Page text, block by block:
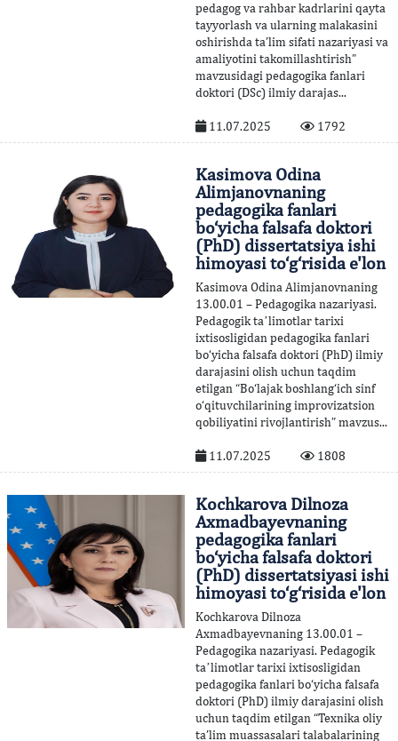
pedagog va rahbar kadrlarini qayta
tayyorlash va ularning malakasini
oshirishda ta’lim sifati nazariyasi va
amaliyotini takomillashtirish”
mavzusidagi pedagogika fanlari
doktori (DSc) ilmiy darajas...
11.07.2025 1792
Kasimova Odina
Alimjanovnaning
pedagogika fanlari
bo‘yicha falsafa doktori
(PhD) dissertatsiya ishi
himoyasi to‘g‘risida e'lon
Kasimova Odina Alimjanovnaning
13.00.01 – Pedagogika nazariyasi.
Pedagogik taʼlimotlar tarixi
ixtisosligidan pedagogika fanlari
bo‘yicha falsafa doktori (PhD) ilmiy
darajasini olish uchun taqdim
etilgan “Bo‘lajak boshlang‘ich sinf
o‘qituvchilarining improvizatsion
qobiliyatini rivojlantirish” mavzus...
11.07.2025 1808
Kochkarova Dilnoza
Axmadbayevnaning
pedagogika fanlari
bo‘yicha falsafa doktori
(PhD) dissertatsiyasi ishi
himoyasi to‘g‘risida e'lon
Kochkarova Dilnoza
Axmadbayevnaning 13.00.01 –
Pedagogika nazariyasi. Pedagogik
taʼlimotlar tarixi ixtisosligidan
pedagogika fanlari bo‘yicha falsafa
doktori (PhD) ilmiy darajasini olish
uchun taqdim etilgan “Texnika oliy
ta’lim muassasalari talabalarining